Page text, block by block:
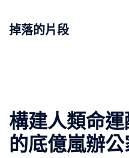
掉落的片段
構建人類命
的底億嵐辦